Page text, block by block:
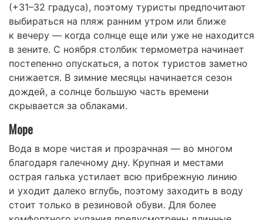
(+31–32 градуса), поэтому туристы предпочитают
выбираться на пляж ранним утром или ближе
к вечеру — когда солнце еще или уже не находится
в зените. С ноября столбик термометра начинает
постепенно опускаться, а поток туристов заметно
снижается. В зимние месяцы начинается сезон
дождей, а солнце большую часть времени
скрывается за облаками.
Море
Вода в море чистая и прозрачная — во многом
благодаря галечному дну. Крупная и местами
острая галька устилает всю прибрежную линию
и уходит далеко вглубь, поэтому заходить в воду
стоит только в резиновой обуви. Для более